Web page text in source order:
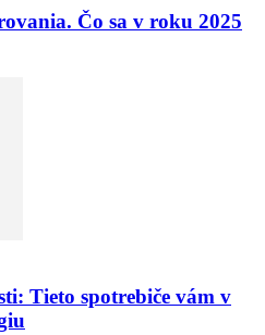
Čo sa v roku 2025
Tieto spotrebiče vám v